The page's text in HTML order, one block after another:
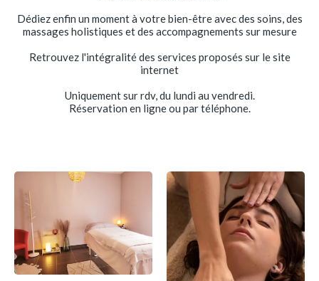
Dédiez enfin un moment à votre bien-être avec des soins, des
massages holistiques et des accompagnements sur mesure
Retrouvez l'intégralité des services proposés sur le site
internet
Uniquement sur rdv, du lundi au vendredi.
Réservation en ligne ou par téléphone.